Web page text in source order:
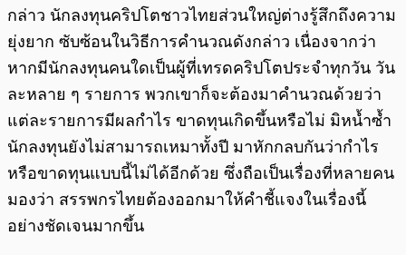
กล่าว นักลงทุนคริปโตชาวไทยส่วนใหญ่ต่างรู้สึกถึงความ
ยุ่งยาก ซับซ้อนในวิธีการคำนวณดังกล่าว เนื่องจากว่า
หากมีนักลงทุนคนใดเป็นผู้ที่เทรดคริปโตประจำทุกวัน วัน
ละหลาย ๆ รายการ พวกเขาก็จะต้องมาคำนวณด้วยว่า
แต่ละรายการมีผลกำไร ขาดทุนเกิดขึ้นหรือไม่ มิหน้ำซ้ำ
นักลงทุนยังไม่สามารถเหมาทั้งปี มาหักกลบกันว่ากำไร
หรือขาดทุนแบบนี้ไม่ได้อีกด้วย ซึ่งถือเป็นเรื่องที่หลายคน
มองว่า สรรพกรไทยต้องออกมาให้คำชี้แจงในเรื่องนี้
อย่างชัดเจนมากขึ้น